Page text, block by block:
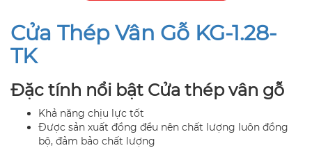
Cửa Thép Vân Gỗ KG-1.28-
TK
Đặc tính nổi bật Cửa thép vân gỗ
Khả năng chịu lực tốt
Được sản xuất đồng đều nên chất lượng luôn đồng
bộ, đảm bảo chất lượng